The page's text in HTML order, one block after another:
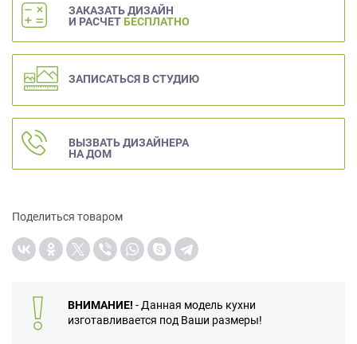
ЗАКАЗАТЬ ДИЗАЙН
И РАСЧЕТ БЕСПЛАТНО
ЗАПИСАТЬСЯ В СТУДИЮ
ВЫЗВАТЬ ДИЗАЙНЕРА
НА ДОМ
Поделиться товаром
ВНИМАНИЕ! - Данная модель кухни
изготавливается под Ваши размеры!